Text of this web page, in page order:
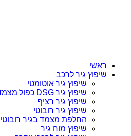
ראשי
שיפוץ גיר לרכב
שיפוץ גיר אוטומטי
שיפוץ גיר DSG כפול מצמדים
שיפוץ גיר רציף
שיפוץ גיר רובוטי
החלפת מצמד בגיר רובוטי
שיפוץ מוח גיר